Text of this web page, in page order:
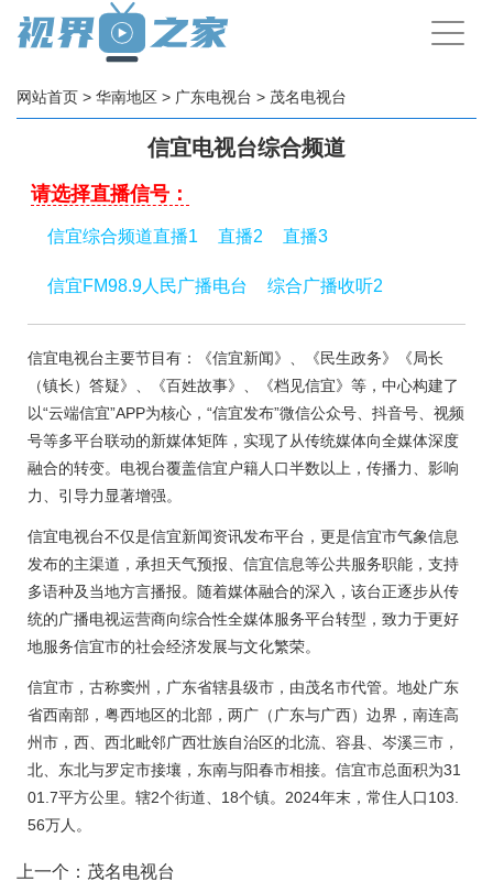
手
机
网站首页 > 华南地区 > 广东电视台 > 茂名电视台
信宜电视台综合频道
请选择直播信号：
信宜综合频道直播1 直播2 直播3
信宜FM98.9人民广播电台 综合广播收听2
信宜电视台主要节目有：《信宜新闻》、《民生政务》《局长
（镇长）答疑》、《百姓故事》、《档见信宜》等，中心构建了
以“云端信宜”APP为核心，“信宜发布”微信公众号、抖音号、视频
号等多平台联动的新媒体矩阵，实现了从传统媒体向全媒体深度
融合的转变。电视台覆盖信宜户籍人口半数以上，传播力、影响
力、引导力显著增强。
信宜电视台不仅是信宜新闻资讯发布平台，更是信宜市气象信息
发布的主渠道，承担天气预报、信宜信息等公共服务职能，支持
多语种及当地方言播报。随着媒体融合的深入，该台正逐步从传
统的广播电视运营商向综合性全媒体服务平台转型，致力于更好
地服务信宜市的社会经济发展与文化繁荣。
信宜市，古称窦州，广东省辖县级市，由茂名市代管。地处广东
省西南部，粤西地区的北部，两广（广东与广西）边界，南连高
州市，西、西北毗邻广西壮族自治区的北流、容县、岑溪三市，
北、东北与罗定市接壤，东南与阳春市相接。信宜市总面积为31
01.7平方公里。辖2个街道、18个镇。2024年末，常住人口103.
56万人。
上一个： 茂名电视台